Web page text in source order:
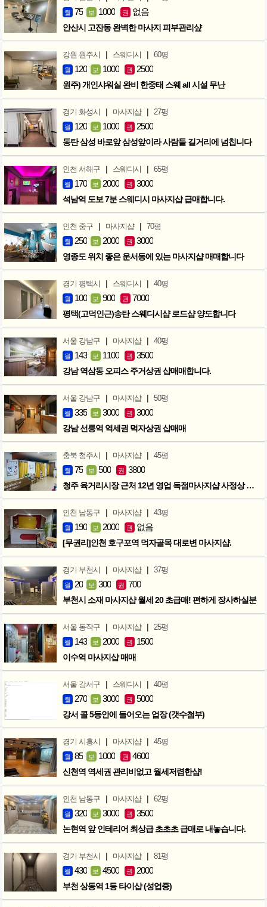
월 75 보 1000 권 없음
안산시 고잔동 완벽한 마사지 피부관리샾
강원 원주시 | 스웨디시 | 60평
월 120 보 1000 권 2500
원주) 개인샤워실 완비 한중태 스웨 all 시설 무난
경기 화성시 | 마사지샵 | 27평
월 120 보 1000 권 2500
동탄 삼성 바로앞 삼성앞이라 사람들 길거리에 넘칩니다
인천 서해구 | 스웨디시 | 65평
월 170 보 2000 권 3000
석남역 도보 7분 스웨디시 마사지샵 급매합니다.
인천 중구 | 마사지샵 | 70평
월 250 보 2000 권 3000
영종도 위치 좋은 운서동에 있는 마사지샵 매매합니다
경기 평택시 | 스웨디시 | 40평
월 100 보 900 권 7000
평택(고덕인근)송탄 스웨디시샵 로드샵 양도합니다
서울 강남구 | 마사지샵 | 40평
월 143 보 1100 권 3500
강남 역삼동 오피스 주거상권 샵매매합니다.
서울 강남구 | 마사지샵 | 50평
월 335 보 3000 권 3000
강남 선릉역 역세권 먹자상권 샵매매
충북 청주시 | 마사지샵 | 45평
월 75 보 500 권 3800
청주 육거리시장 근처 12년 영업 독점마사지샵 사정상 급매합니다.
인천 남동구 | 마사지샵 | 43평
월 190 보 2000 권 없음
[무권리]인천 호구포역 먹자골목 대로변 마사지샵.
경기 부천시 | 마사지샵 | 37평
월 20 보 300 권 700
부천시 소재 마사지샵 월세 20 초급매! 편하게 장사하실분
서울 동작구 | 마사지샵 | 25평
월 143 보 2000 권 1500
이수역 마사지샵 매매
서울 강서구 | 스웨디시 | 40평
월 270 보 3000 권 5000
강서 콜 5등안에 들어오는 업장 (갯수첨부)
경기 시흥시 | 마사지샵 | 45평
월 85 보 1000 권 4600
신천역 역세권 관리비없고 월세저렴한샵!
인천 남동구 | 마사지샵 | 62평
월 320 보 3000 권 3500
논현역 앞 인테리어 최상급 초초초 급매로 내놓습니다.
경기 부천시 | 마사지샵 | 81평
월 430 보 4500 권 2000
부천 상동역 1등 타이샵 (성업중)